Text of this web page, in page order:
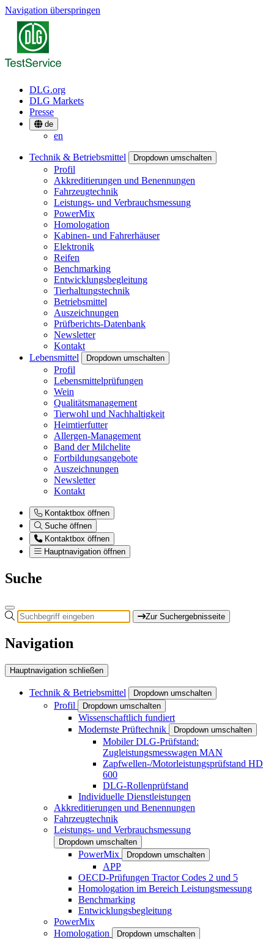
Navigation überspringen
DLG.org
DLG Markets
Presse
de
en
Technik & Betriebsmittel Dropdown umschalten
Profil
Akkreditierungen und Benennungen
Fahrzeugtechnik
Leistungs- und Verbrauchsmessung
PowerMix
Homologation
Kabinen- und Fahrerhäuser
Elektronik
Reifen
Benchmarking
Entwicklungsbegleitung
Tierhaltungstechnik
Betriebsmittel
Auszeichnungen
Prüfberichts-Datenbank
Newsletter
Kontakt
Lebensmittel
Dropdown umschalten
Profil
Lebensmittelprüfungen
Wein
Qualitätsmanagement
Tierwohl und Nachhaltigkeit
Heimtierfutter
Allergen-Management
Band der Milchelite
Fortbildungsangebote
Auszeichnungen
Newsletter
Kontakt
Kontaktbox öffnen
Suche öffnen
Kontaktbox öffnen
Hauptnavigation öffnen
Suche
Zur Suchergebnisseite
Navigation
Hauptnavigation schließen
Technik & Betriebsmittel Dropdown umschalten
Profil Dropdown umschalten
Wissenschaftlich fundiert
Modernste Prüftechnik
Dropdown umschalten
Mobiler DLG-Prüfstand:
Zugleistungsmesswagen MAN
Zapfwellen-/Motorleistungsprüfstand HD
600
DLG-Rollenprüfstand
Individuelle Dienstleistungen
Akkreditierungen und Benennungen
Fahrzeugtechnik
Leistungs- und Verbrauchsmessung
Dropdown umschalten
PowerMix Dropdown umschalten
APP
OECD-Prüfungen Tractor Codes 2 und 5
Homologation im Bereich Leistungsmessung
Benchmarking
Entwicklungsbegleitung
PowerMix
Homologation
Dropdown umschalten